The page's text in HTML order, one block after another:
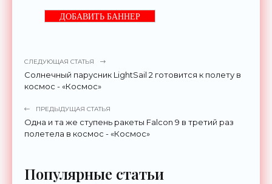
ДОБАВИТЬ БАННЕР
СЛЕДУЮЩАЯ СТАТЬЯ
Солнечный парусник LightSail 2 готовится к полету в
космос - «Космос»
ПРЕДЫДУЩАЯ СТАТЬЯ
Одна и та же ступень ракеты Falcon 9 в третий раз
полетела в космос - «Космос»
Популярные статьи